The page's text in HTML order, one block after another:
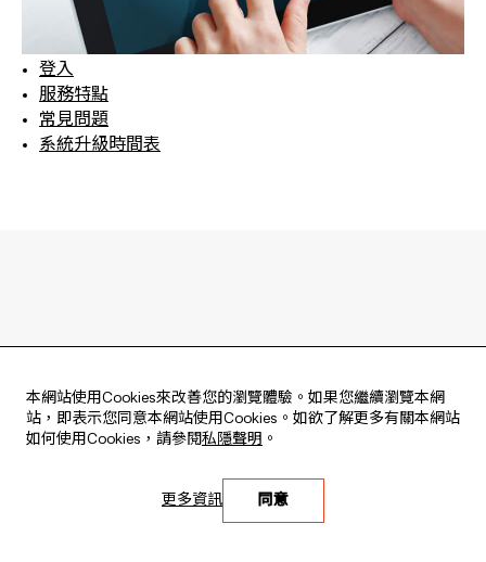
登入
服務特點
常見問題
系統升級時間表
本網站使用Cookies來改善您的瀏覽體驗。如果您繼續瀏覽本網
站，即表示您同意本網站使用Cookies。如欲了解更多有關本網站
如何使用Cookies，請參閱私隱聲明 。
同意
更多資訊
Copyright © 2026 版權由東亞銀行有限公司擁有。